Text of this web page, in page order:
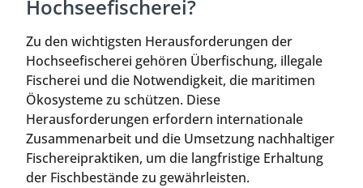
Hochseefischerei?
Zu den wichtigsten Herausforderungen der
Hochseefischerei gehören Überfischung, illegale
Fischerei und die Notwendigkeit, die maritimen
Ökosysteme zu schützen. Diese
Herausforderungen erfordern internationale
Zusammenarbeit und die Umsetzung nachhaltiger
Fischereipraktiken, um die langfristige Erhaltung
der Fischbestände zu gewährleisten.